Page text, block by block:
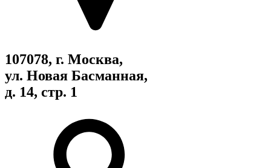
107078, г. Москва,
ул. Новая Басманная,
д. 14, стр. 1